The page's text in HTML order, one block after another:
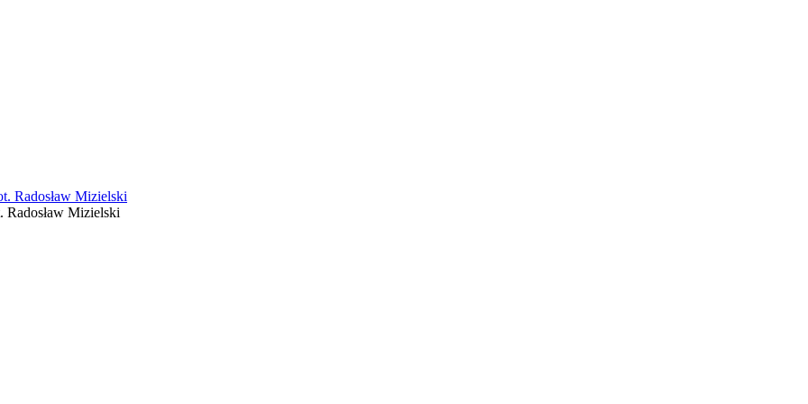
Radosław Mizielski